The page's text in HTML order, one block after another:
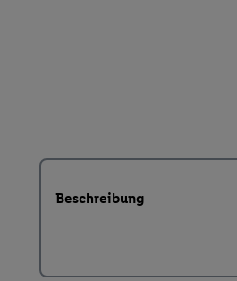
Beschreibung